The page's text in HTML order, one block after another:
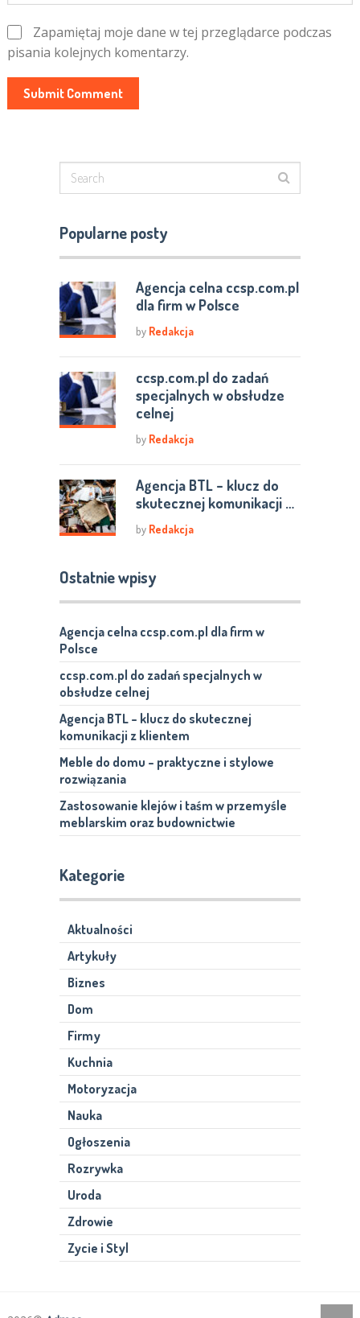
Zapamiętaj moje dane w tej przeglądarce podczas
pisania kolejnych komentarzy.
Popularne posty
Agencja celna ccsp.com.pl
dla firm w Polsce
by Redakcja
ccsp.com.pl do zadań
specjalnych w obsłudze
celnej
by Redakcja
Agencja BTL – klucz do
skutecznej komunikacji …
by Redakcja
Ostatnie wpisy
Agencja celna ccsp.com.pl dla firm w
Polsce
ccsp.com.pl do zadań specjalnych w
obsłudze celnej
Agencja BTL – klucz do skutecznej
komunikacji z klientem
Meble do domu – praktyczne i stylowe
rozwiązania
Zastosowanie klejów i taśm w przemyśle
meblarskim oraz budownictwie
Kategorie
Aktualności
Artykuły
Biznes
Dom
Firmy
Kuchnia
Motoryzacja
Nauka
Ogłoszenia
Rozrywka
Uroda
Zdrowie
Zycie i Styl